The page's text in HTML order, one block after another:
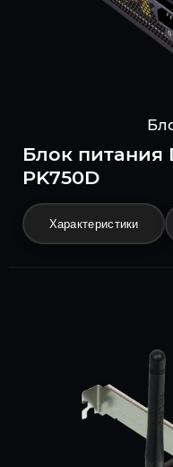
Блок питания
PK750D
Характеристики